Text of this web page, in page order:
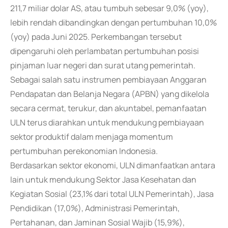
211,7 miliar dolar AS, atau tumbuh sebesar 9,0% (yoy),
lebih rendah dibandingkan dengan pertumbuhan 10,0%
(yoy) pada Juni 2025. Perkembangan tersebut
dipengaruhi oleh perlambatan pertumbuhan posisi
pinjaman luar negeri dan surat utang pemerintah.
Sebagai salah satu instrumen pembiayaan Anggaran
Pendapatan dan Belanja Negara (APBN) yang dikelola
secara cermat, terukur, dan akuntabel, pemanfaatan
ULN terus diarahkan untuk mendukung pembiayaan
sektor produktif dalam menjaga momentum
pertumbuhan perekonomian Indonesia.
Berdasarkan sektor ekonomi, ULN dimanfaatkan antara
lain untuk mendukung Sektor Jasa Kesehatan dan
Kegiatan Sosial (23,1% dari total ULN Pemerintah), Jasa
Pendidikan (17,0%), Administrasi Pemerintah,
Pertahanan, dan Jaminan Sosial Wajib (15,9%),